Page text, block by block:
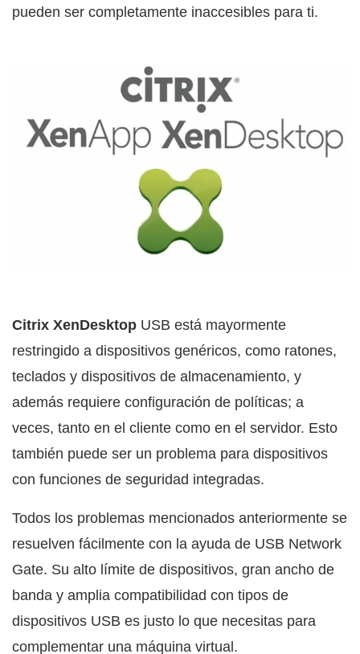
pueden ser completamente inaccesibles para ti.
Citrix XenDesktop USB está mayormente
restringido a dispositivos genéricos, como ratones,
teclados y dispositivos de almacenamiento, y
además requiere configuración de políticas; a
veces, tanto en el cliente como en el servidor. Esto
también puede ser un problema para dispositivos
con funciones de seguridad integradas.
Todos los problemas mencionados anteriormente se
resuelven fácilmente con la ayuda de USB Network
Gate. Su alto límite de dispositivos, gran ancho de
banda y amplia compatibilidad con tipos de
dispositivos USB es justo lo que necesitas para
complementar una máquina virtual.